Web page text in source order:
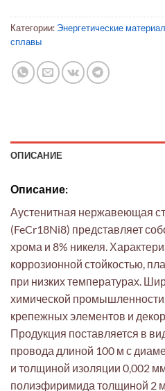
Категории: Энергетические
сплавы
ОПИСАНИЕ
Описание:
Аустенитная нержавеющая
(FeCr18Ni8) представляет
хрома и 8% никеля.
коррозионной стойкостью,
при низких температурах.
химической
крепежных элементов и
Продукция поставляется в
провода длиной 100 м с
и толщиной изоляции 0,002
полиэфиримида толщиной 2